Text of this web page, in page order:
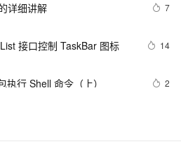
详细讲解 7
接口控制 TaskBar 图标 14
行 Shell 命令（上） 2